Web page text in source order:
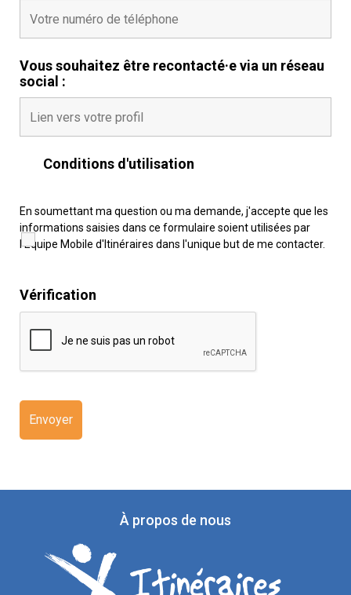
Vous souhaitez être recontacté·e via un réseau
social :
Conditions d'utilisation
En soumettant ma question ou ma demande, j'accepte que les
informations saisies dans ce formulaire soient utilisées par
l'Equipe Mobile d'Itinéraires dans l'unique but de me contacter.
Vérification
À propos de nous